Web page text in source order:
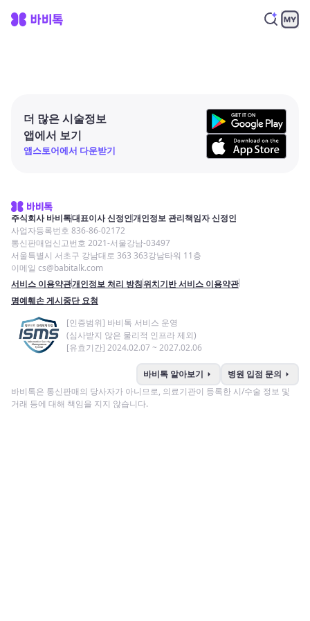
더 많은 시술정보
앱에서 보기
앱스토어에서 다운받기
주식회사 바비톡대표이사 신정인개인정보 관리책임자 신정인
사업자등록번호 836-86-02172
통신판매업신고번호 2021-서울강남-03497
서울특별시 서초구 강남대로 363 363강남타워 11층
이메일 cs@babitalk.com
서비스 이용약관개인정보 처리 방침위치기반 서비스 이용약관
명예훼손 게시중단 요청
[인증범위] 바비톡 서비스 운영
(심사받지 않은 물리적 인프라 제외)
[유효기간] 2024.02.07 ~ 2027.02.06
바비톡 알아보기 arrow_right 병원 입점 문의 arrow_right
바비톡은 통신판매의 당사자가 아니므로, 의료기관이 등록한 시/수술 정보 및
거래 등에 대해 책임을 지지 않습니다.